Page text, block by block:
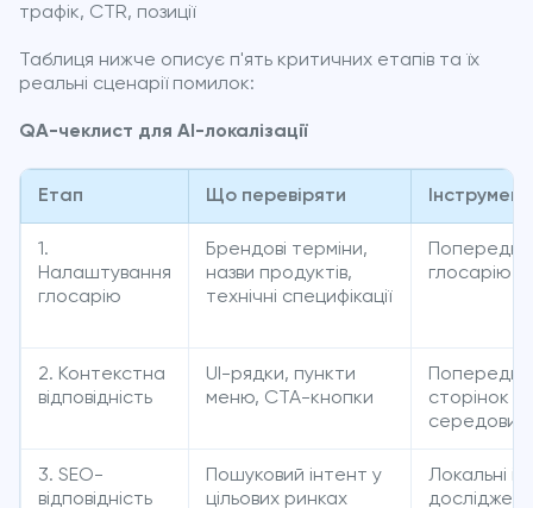
трафік, CTR, позиції
Таблиця нижче описує п'ять критичних етапів та їх
реальні сценарії помилок:
QA-чеклист для AI-локалізації
Етап Що перевіряти
1.
Налаштування
глосарію
Брендові терміни,
назви продуктів,
технічні специфікації
глосарію в
2. Контекстна
відповідність
UI-рядки, пункти
меню, CTA-кнопки
сторінок
3. SEO-
відповідність
Пошуковий інтент у
цільових ринках
Локальні